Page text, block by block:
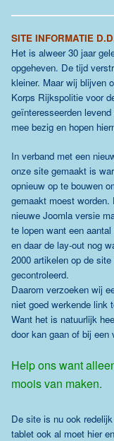
SITE INFORMATIE
Het is alweer 30 jaar
opgeheven. De tijd
kleiner. Maar wij blijven
Korps Rijkspolitie voor
geïnteresseerden
mee bezig en hopen
In verband met een
onze site gemaakt is
opnieuw op te bouwen
gemaakt moest worden.
nieuwe Joomla versie
te lopen want een
en daar de lay-out nog
2000 artikelen op de
gecontroleerd.
Daarom verzoeken wij
niet goed werkende link
Want het is natuurlijk
door kan gaan of bij
Help ons want
moois van maken.
De site is nu ook
tablet ook al moet hier